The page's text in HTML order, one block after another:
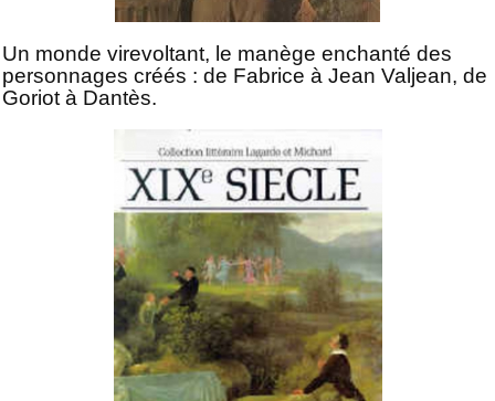
Un monde virevoltant, le manège enchanté des
personnages créés : de Fabrice à Jean Valjean, de
Goriot à Dantès.